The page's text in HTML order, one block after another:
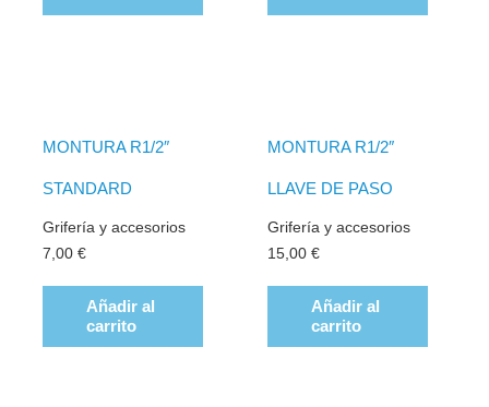
MONTURA R1/2″
STANDARD
Grifería y accesorios
7,00€
Añadir al
carrito
MONTURA R1/2″
LLAVE DE PASO
Grifería y accesorios
15,00 €
Añadir al
carrito